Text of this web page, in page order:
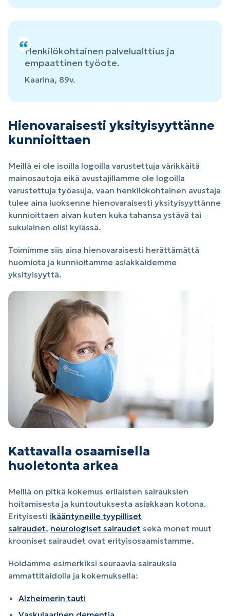
Henkilökohtainen palvelualttius ja
empaattinen työote.
Kaarina, 89v.
Hienovaraisesti yksityisyyttänne
kunnioittaen
Meillä ei ole isoilla logoilla varustettuja värikkäitä
mainosautoja eikä avustajillamme ole logoilla
varustettuja työasuja, vaan henkilökohtainen avustaja
tulee aina luoksenne hienovaraisesti yksityisyyttänne
kunnioittaen aivan kuten kuka tahansa ystävä tai
sukulainen olisi kylässä.
Toimimme siis aina hienovaraisesti herättämättä
huomiota ja kunnioitamme asiakkaidemme
yksityisyyttä.
Kattavalla osaamisella
huoletonta arkea
Meillä on pitkä kokemus erilaisten sairauksien
hoitamisesta ja kuntoutuksesta asiakkaan kotona.
Erityisesti ikääntyneille tyypilliset
sairaudet, neurologiset sairaudet sekä monet muut
krooniset sairaudet ovat erityisosaamistamme.
Hoidamme esimerkiksi seuraavia sairauksia
ammattitaidolla ja kokemuksella:
Alzheimerin tauti